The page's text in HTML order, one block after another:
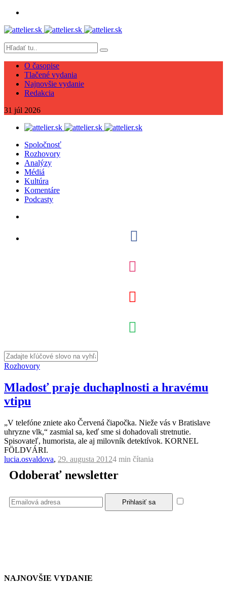
O časopise
Tlačené vydania
Najnovšie vydanie
Redakcia
31 júl 2026
Spoločnosť
Rozhovory
Analýzy
Médiá
Kultúra
Komentáre
Podcasty
Rozhovory
Mladosť praje duchaplnosti a hravému
vtipu
„V telefóne zniete ako Červená čiapočka. Nieže vás v Bratislave
uhryzne vlk,“ zasmial sa, keď sme si dohadovali stretnutie.
Spisovateľ, humorista, ale aj milovník detektívok. KORNEL
FÖLDVÁRI.
lucia.osvaldova, 29. augusta 20124 min čítania
Odoberať newsletter
NAJNOVŠIE VYDANIE